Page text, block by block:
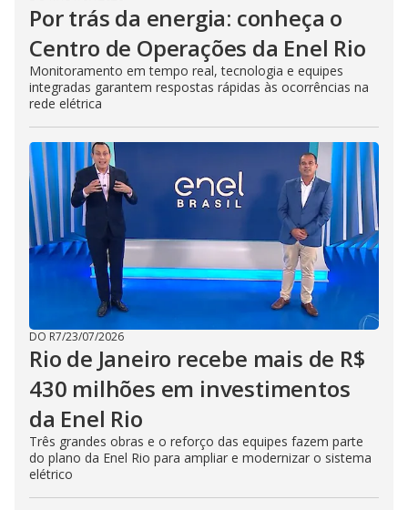
Por trás da energia: conheça o
Centro de Operações da Enel Rio
Monitoramento em tempo real, tecnologia e equipes
integradas garantem respostas rápidas às ocorrências na
rede elétrica
DO R7/23/07/2026
Rio de Janeiro recebe mais de R$
430 milhões em investimentos
da Enel Rio
Três grandes obras e o reforço das equipes fazem parte
do plano da Enel Rio para ampliar e modernizar o sistema
elétrico